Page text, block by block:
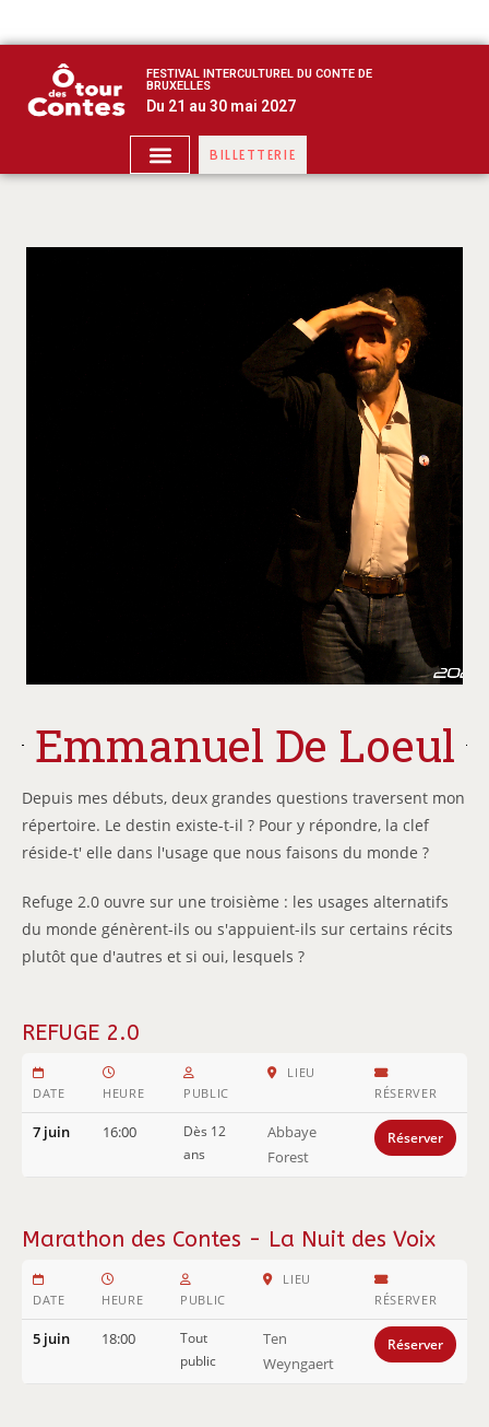
FESTIVAL INTERCULTUREL DU CONTE DE
BRUXELLES
Du 21 au 30 mai 2027
BILLETTERIE
Emmanuel De Loeul
Depuis mes débuts, deux grandes questions traversent mon
répertoire. Le destin existe-t-il ? Pour y répondre, la clef
réside-t' elle dans l'usage que nous faisons du monde ?
Refuge 2.0 ouvre sur une troisième : les usages alternatifs
du monde génèrent-ils ou s'appuient-ils sur certains récits
plutôt que d'autres et si oui, lesquels ?
REFUGE 2.0
DATE HEURE PUBLIC
LIEU
RÉSERVER
7 juin 16:00
Dès 12
ans
Abbaye
Forest
Réserver
Marathon des Contes - La Nuit des Voix
DATE HEURE PUBLIC
LIEU
RÉSERVER
5 juin 18:00
Tout
public
Ten
Weyngaert
Réserver